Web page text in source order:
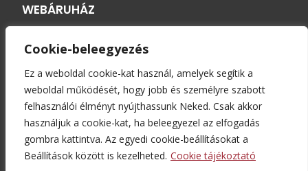
Cookie-beleegyezés
Ez a weboldal cookie-kat használ, amelyek segítik a
weboldal működését, hogy jobb és személyre szabott
felhasználói élményt nyújthassunk Neked. Csak akkor
használjuk a cookie-kat, ha beleegyezel az elfogadás
gombra kattintva. Az egyedi cookie-beállításokat a
Beállítások között is kezelheted. Cookie tájékoztató
WEBÁRUHÁZ
Szállítási módok
Fizetési módok
Kapcsolat